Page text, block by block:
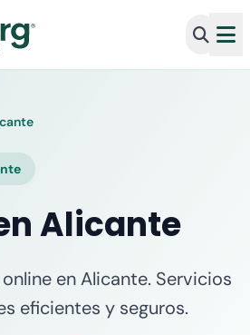
Alicante
en Alicante. Servicios
eficientes y seguros.